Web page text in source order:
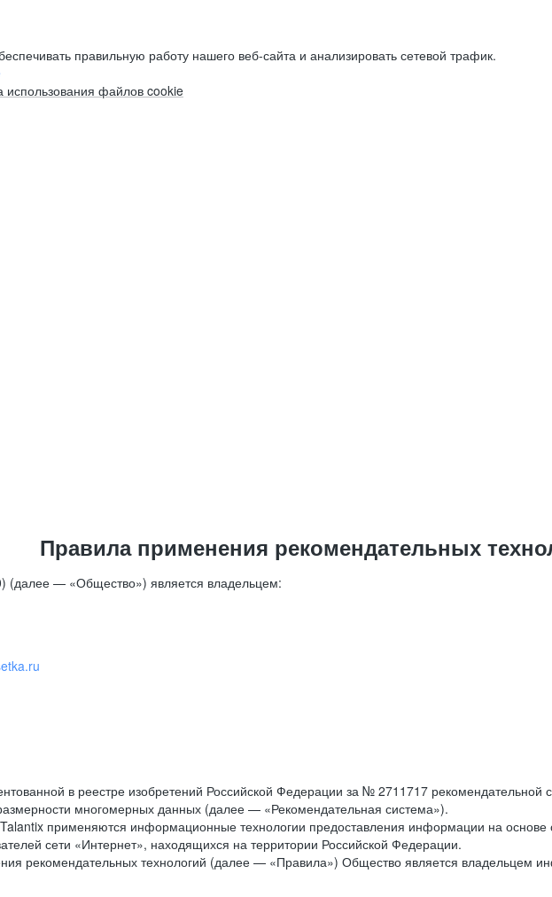
правильную работу нашего веб-сайта и анализировать сетевой трафик.
использования файлов cookie
Правила применения рекомендательных
— «Общество») является владельцем:
в реестре изобретений Российской Федерации за № 2711717
многомерных данных (далее — «Рекомендательная система»).
применяются информационные технологии предоставления информации на основе
сети «Интернет», находящихся на территории Российской Федерации.
рекомендательных технологий (далее — «Правила») Общество является владельцем